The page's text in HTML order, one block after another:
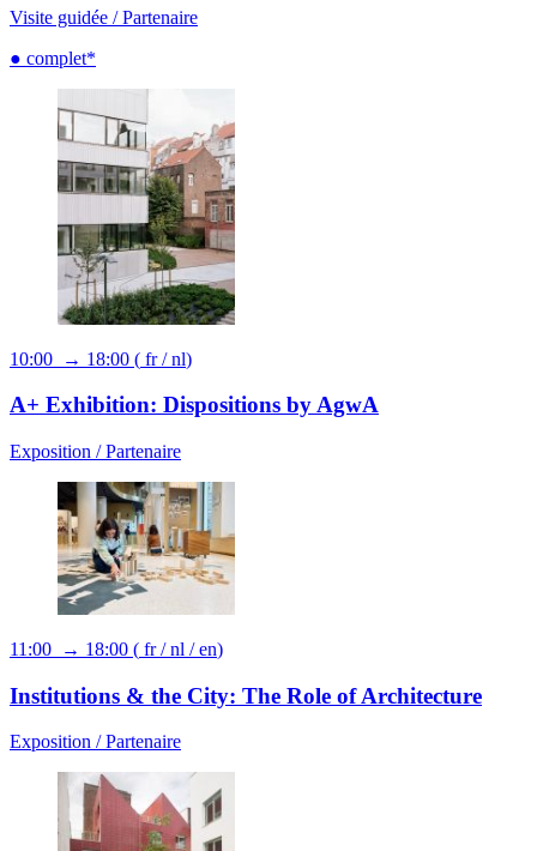
Visite guidée /Partenaire
● complet*
10:00 → 18:00 ( fr/nl)
A+ Exhibition: Dispositions by AgwA
Exposition /Partenaire
11:00 → 18:00 ( fr/nl /en)
Institutions & the City: The Role of Architecture
Exposition /Partenaire